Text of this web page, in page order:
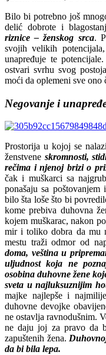
Bilo bi potrebno još
delić dobrote i
riznice – ženskog srca.
svojih velikih
unapređuje te
ostvari svrhu svog
moći da oplemeni sve ono
Negovanje i
Prostorija u kojoj se
ženstvene skromnosti,
rečima i njenoj brizi o
čak i muškarci sa
ponašaju sa
bilo šta loše što bi
kome prebiva duhovna
kojem muškarac, nakon
mir i toliko dobra da mu
mestu traži odmor od
doma, veština u
uljudnost koja ne
osobina duhovne žene
sveta u najluksuznijim
majke najlepše i
duhovne devojke
ne ostavlja ravnodušnim.
ne daju joj za pravo da
zapuštenih žena.
da bi bila lepa.